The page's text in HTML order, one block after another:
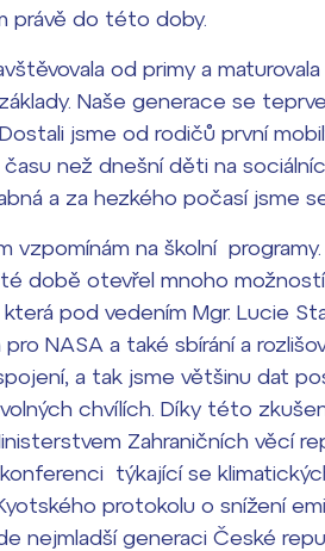
právě do této doby.
od primy a
Naše generace se
jsme od rodičů první
než dnešní děti na
a za hezkého počasí jsme
vzpomínám na školní
době otevřel mnoho
pod vedením Mgr. Lucie
NASA a také sbírání a
a tak jsme většinu dat
chvílích. Díky této
Zahraničních věcí
konferenci týkající se
protokolu o snížení
nejmladší generaci České